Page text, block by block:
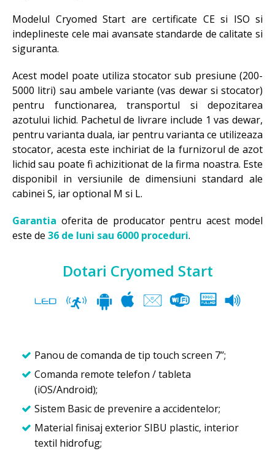
Modelul Cryomed Start are certificate CE si ISO si
indeplineste cele mai avansate standarde de calitate si
siguranta.
Acest model poate utiliza stocator sub presiune (200-
5000 litri) sau ambele variante (vas dewar si stocator)
pentru functionarea, transportul si depozitarea
azotului lichid. Pachetul de livrare include 1 vas dewar,
pentru varianta duala, iar pentru varianta ce utilizeaza
stocator, acesta este inchiriat de la furnizorul de azot
lichid sau poate fi achizitionat de la firma noastra. Este
disponibil in versiunile de dimensiuni standard ale
cabinei S, iar optional M si L.
Garantia oferita de producator pentru acest model
este de 36 de luni sau 6000 proceduri.
Dotari Cryomed Start
Panou de comanda de tip touch screen 7’’;
Comanda remote telefon / tableta
(iOS/Android);
Sistem Basic de prevenire a accidentelor;
Material finisaj exterior SIBU plastic, interior
textil hidrofug;